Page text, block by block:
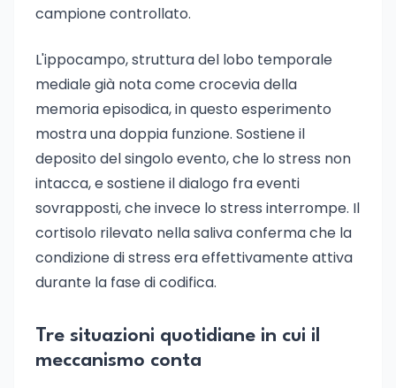
campione controllato.
L'ippocampo, struttura del lobo temporale
mediale già nota come crocevia della
memoria episodica, in questo esperimento
mostra una doppia funzione. Sostiene il
deposito del singolo evento, che lo stress non
intacca, e sostiene il dialogo fra eventi
sovrapposti, che invece lo stress interrompe. Il
cortisolo rilevato nella saliva conferma che la
condizione di stress era effettivamente attiva
durante la fase di codifica.
Tre situazioni quotidiane in cui il
meccanismo conta